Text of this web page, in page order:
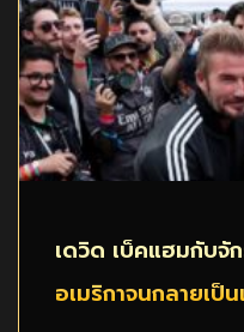
เดวิด เบ็คแฮมกับจั
อเมริกาจนกลายเ